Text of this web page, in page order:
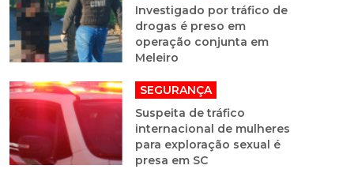
Investigado por tráfico de
drogas é preso em
operação conjunta em
Meleiro
SEGURANÇA
Suspeita de tráfico
internacional de mulheres
para exploração sexual é
presa em SC